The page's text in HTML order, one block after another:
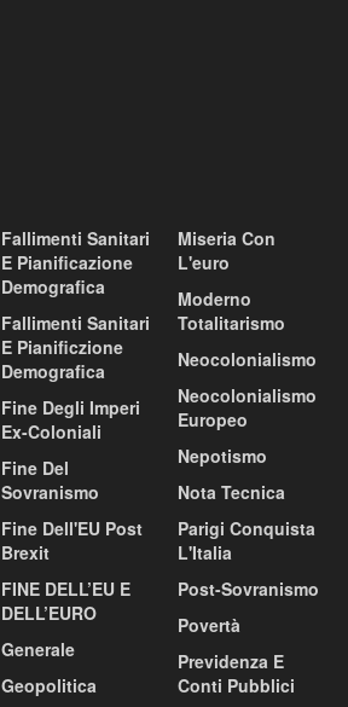
Fallimenti Sanitari
E Pianificazione
Demografica
Fallimenti Sanitari
E Pianificzione
Demografica
Fine Degli Imperi
Ex-Coloniali
Fine Del
Sovranismo
Fine Dell'EU Post
Brexit
FINE DELL’EU E
DELL’EURO
Generale
Geopolitica
Miseria Con
L'euro
Moderno
Totalitarismo
Neocolonialismo
Neocolonialismo
Europeo
Nepotismo
Nota Tecnica
Parigi Conquista
L'Italia
Post-Sovranismo
Povertà
Previdenza E
Conti Pubblici